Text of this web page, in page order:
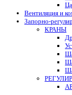
Вентиляция и
Запорно-
КРАНЫ